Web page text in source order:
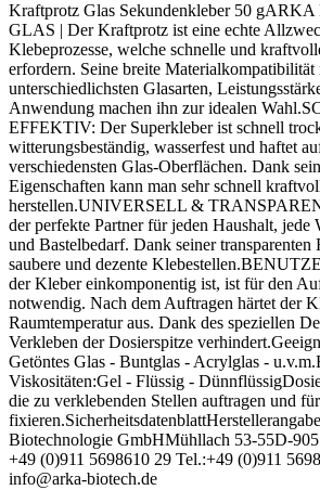
Kraftprotz Glas Sekundenkleber 50
GLAS | Der Kraftprotz ist eine echte
Klebeprozesse, welche schnelle und
erfordern. Seine breite Materialkompatibilität
unterschiedlichsten Glasarten,
Anwendung machen ihn zur idealen
EFFEKTIV: Der Superkleber ist schnell
witterungsbeständig, wasserfest und haftet
verschiedensten Glas-Oberflächen. Dank
Eigenschaften kann man sehr schnell
herstellen.UNIVERSELL &
der perfekte Partner für jeden Haushalt, jede
und Bastelbedarf. Dank seiner transparenten
saubere und dezente
der Kleber einkomponentig ist, ist für den
notwendig. Nach dem Auftragen härtet der
Raumtemperatur aus. Dank des speziellen
Verkleben der Dosierspitze
Getöntes Glas - Buntglas - Acrylglas -
Viskositäten:Gel - Flüssig -
die zu verklebenden Stellen auftragen und
Biotechnologie GmbHMühllach 53-55D-
+49 (0)911 5698610 29 Tel.:+49 (0)911
info@arka-biotech.de